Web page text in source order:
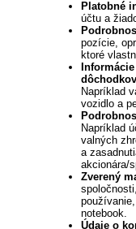
Platobné
účtu a
pozície,
ktoré
Napríklad
vozidlo a
Napríklad
valných
a
akcionára/
Zverený
notebook.
Údaje o